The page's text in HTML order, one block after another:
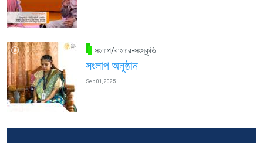
সংলাপ/বাংলার-সংস্কৃতি
সংলাপ অনুষ্ঠান
Sep 01, 2025